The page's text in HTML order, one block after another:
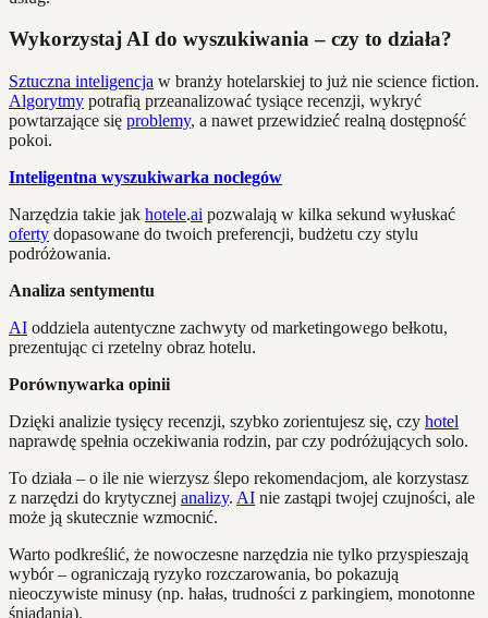
Wykorzystaj AI do wyszukiwania – czy to działa?
Sztuczna inteligencja w branży hotelarskiej to już nie science fiction.
Algorytmy potrafią przeanalizować tysiące recenzji, wykryć
powtarzające się problemy, a nawet przewidzieć realną dostępność
pokoi.
Inteligentna wyszukiwarka noclegów
Narzędzia takie jak hotele.ai pozwalają w kilka sekund wyłuskać
oferty dopasowane do twoich preferencji, budżetu czy stylu
podróżowania.
Analiza sentymentu
AI oddziela autentyczne zachwyty od marketingowego bełkotu,
prezentując ci rzetelny obraz hotelu.
Porównywarka opinii
Dzięki analizie tysięcy recenzji, szybko zorientujesz się, czy hotel
naprawdę spełnia oczekiwania rodzin, par czy podróżujących solo.
To działa – o ile nie wierzysz ślepo rekomendacjom, ale korzystasz
z narzędzi do krytycznej analizy. AI nie zastąpi twojej czujności, ale
może ją skutecznie wzmocnić.
Warto podkreślić, że nowoczesne narzędzia nie tylko przyspieszają
wybór – ograniczają ryzyko rozczarowania, bo pokazują
nieoczywiste minusy (np. hałas, trudności z parkingiem, monotonne
śniadania).